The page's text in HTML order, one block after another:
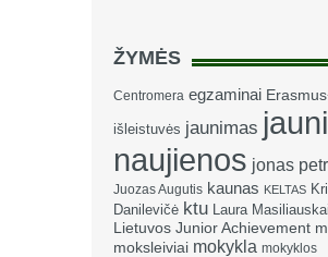
ŽYMĖS
Centromera egzaminai
išleistuvės jaunimas
naujienos jonas
Juozas Augutis kaunas KELTAS
Danilevičė ktu Laura
Lietuvos Junior Achievement
moksleiviai mokykla mokyklos